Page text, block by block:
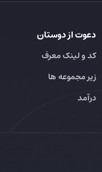
دعوت از دوستان
کد و لینک معرف
زیر مجموعه ها
درآمد